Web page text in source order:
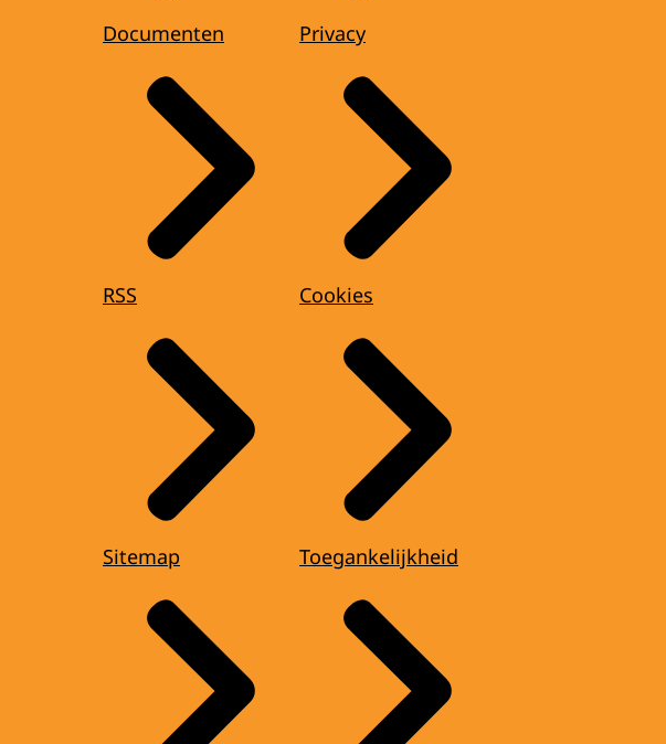
Documenten
RSS
Sitemap
Privacy
Cookies
Toegankelijkheid